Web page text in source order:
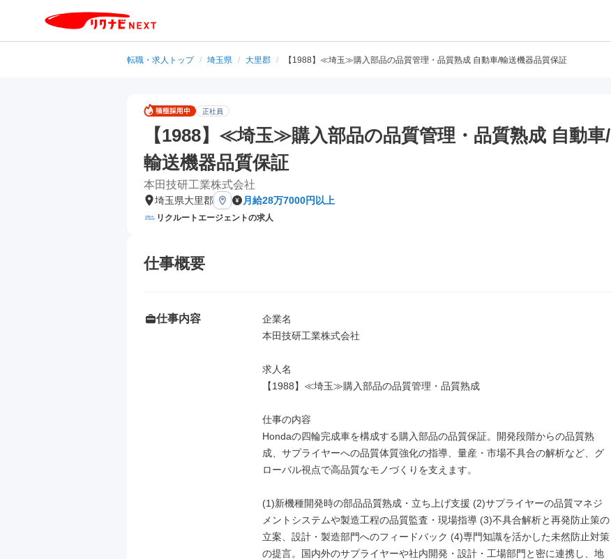
転職・求人トップ / 埼玉県 / 大里郡 / 【1988】≪埼玉≫購入部品の品質管理・品質熟成 自動車/輸送機器品質保証
正社員
【1988】≪埼玉≫購入部品の品質管理・品質熟成 自動車/
輸送機器品質保証
本田技研工業株式会社
埼玉県大里郡 月給28万7000円以上
リクルートエージェントの求人
仕事概要
仕事内容
企業名
本田技研工業株式会社
求人名
【1988】≪埼玉≫購入部品の品質管理・品質熟成
仕事の内容
Hondaの四輪完成車を構成する購入部品の品質保証。開発段階からの品質熟
成、サプライヤーへの品質体質強化の指導、量産・市場不具合の解析など、グ
ローバル視点で高品質なモノづくりを支えます。
(1)新機種開発時の部品品質熟成・立ち上げ支援 (2)サプライヤーの品質マネジ
メントシステムや製造工程の品質監査・現場指導 (3)不具合解析と再発防止策の
立案、設計・製造部門へのフィードバック (4)専門知識を活かした未然防止対策
の提言。国内外のサプライヤーや社内開発・設計・工場部門と密に連携し、地